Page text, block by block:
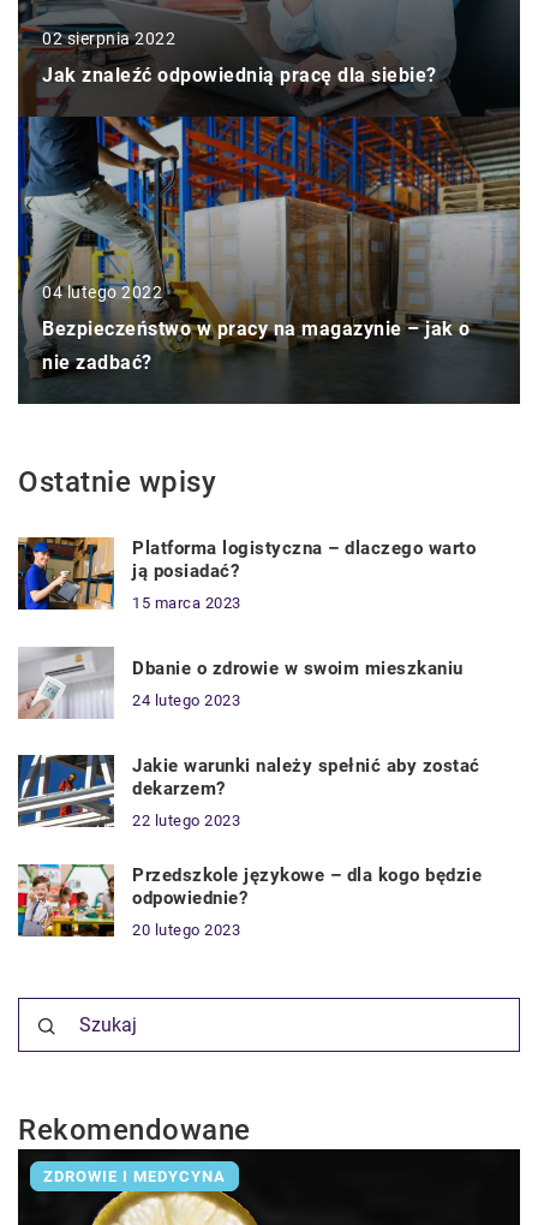
02 sierpnia 2022
Jak znaleźć odpowiednią pracę dla siebie?
04 lutego 2022
Bezpieczeństwo w pracy na magazynie – jak o
nie zadbać?
Ostatnie wpisy
Platforma logistyczna – dlaczego warto
ją posiadać?
15 marca 2023
Dbanie o zdrowie w swoim mieszkaniu
24 lutego 2023
Jakie warunki należy spełnić aby zostać
dekarzem?
22 lutego 2023
Przedszkole językowe – dla kogo będzie
odpowiednie?
20 lutego 2023
Rekomendowane
ZDROWIE I MEDYCYNA